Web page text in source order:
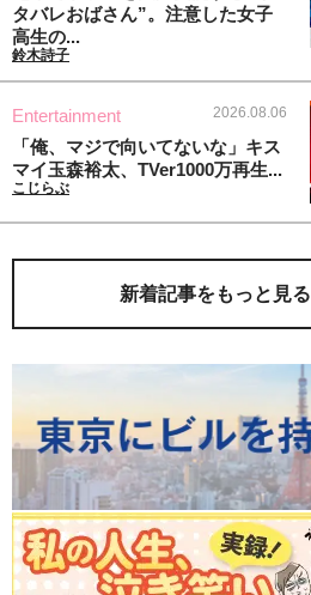
タバレおばさん”。注意した女子
高生の...
鈴木詩子
Entertainment 2026.08.06
「俺、マジで向いてないな」キス
マイ玉森裕太、TVer1000万再生...
こじらぶ
新着記事をもっと見る